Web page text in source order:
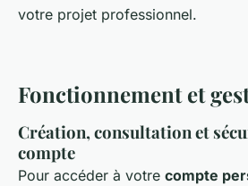
votre projet professionnel.
Fonctionnement et
Création, consultation et
compte
Pour accéder à votre compte